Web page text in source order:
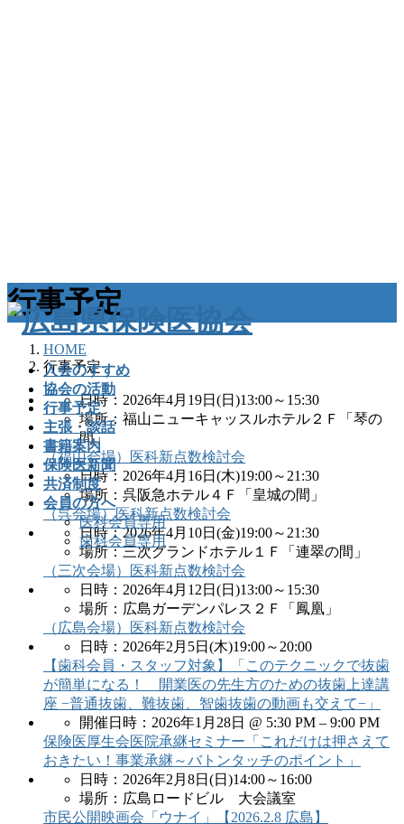
入会のすすめ
協会の活動
行事予定
主張・談話
書籍案内
保険医新聞
共済制度
会員の方へ
医科会員専用
歯科会員専用
行事予定
HOME
行事予定
日時：2026年4月19日(日)13:00～15:30
場所：福山ニューキャッスルホテル２Ｆ「琴の
間」
（福山会場）医科新点数検討会
日時：2026年4月16日(木)19:00～21:30
場所：呉阪急ホテル４Ｆ「皇城の間」
（呉会場）医科新点数検討会
日時：2026年4月10日(金)19:00～21:30
場所：三次グランドホテル１Ｆ「連翠の間」
（三次会場）医科新点数検討会
日時：2026年4月12日(日)13:00～15:30
場所：広島ガーデンパレス２Ｆ「鳳凰」
（広島会場）医科新点数検討会
日時：2026年2月5日(木)19:00～20:00
【歯科会員・スタッフ対象】「このテクニックで抜歯
が簡単になる！ 開業医の先生方のための抜歯上達講
座 −普通抜歯、難抜歯、智歯抜歯の動画も交えて−」
開催日時：2026年1月28日 @ 5:30 PM – 9:00 PM
保険医厚生会医院承継セミナー「これだけは押さえて
おきたい！事業承継～バトンタッチのポイント」
日時：2026年2月8日(日)14:00～16:00
場所：広島ロードビル 大会議室
市民公開映画会「ウナイ」【2026.2.8 広島】